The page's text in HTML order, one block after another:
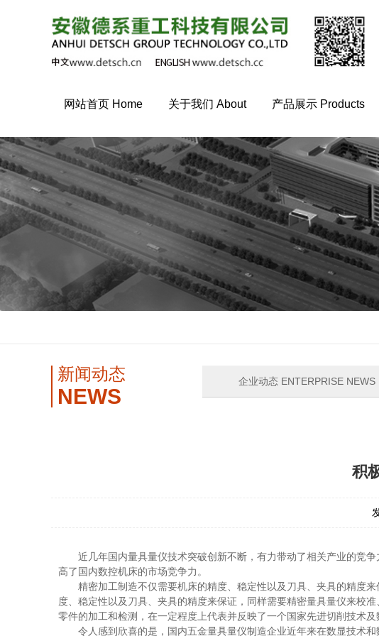
网站首页 Home 关于我们 About 产品展示 Products
新闻动态
NEWS
企业动态 ENTERPRISE NEWS
积
近几年国内量具量仪技术突破创新不断，有力带动了相关产业的竞
高了国内数控机床的市场竞争力。
精密加工制造不仅需要机床的精度、稳定性以及刀具、夹具的精度
度、稳定性以及刀具、夹具的精度来保证，同样需要精密量具量仪来校
零件的加工和检测，在一定程度上代表并反映了一个国家先进切削技术
令人感到欣喜的是，国内五金量具量仪制造企业近年来在数显技术